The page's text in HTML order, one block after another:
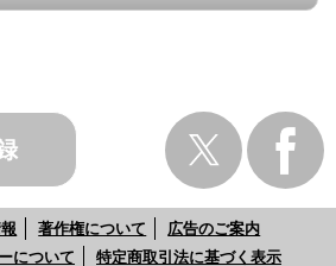
著作権について
広告のご案内
について
特定商取引法に基づく表示